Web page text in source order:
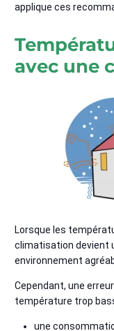
applique ces
avec une
Lorsque les
climatisation devient
environnement
Cependant, une
température trop
une